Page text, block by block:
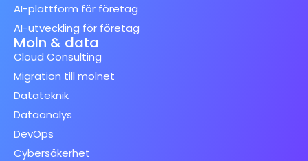
AI-plattform för företag
AI-utveckling för företag
Moln & data
Cloud Consulting
Migration till molnet
Datateknik
Dataanalys
DevOps
Cybersäkerhet